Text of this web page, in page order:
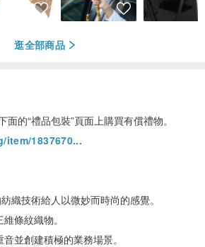
逛全部商品
的“禮品包裝”頁面上購買有償禮物。
1837670...
織技術給人以微妙而時尚的感覺。
條紋織物。
並創建積極的業務場景。